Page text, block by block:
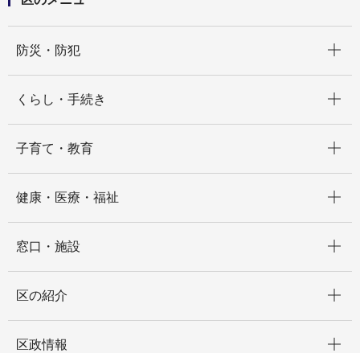
防災・防犯
くらし・手続き
子育て・教育
健康・医療・福祉
窓口・施設
区の紹介
区政情報